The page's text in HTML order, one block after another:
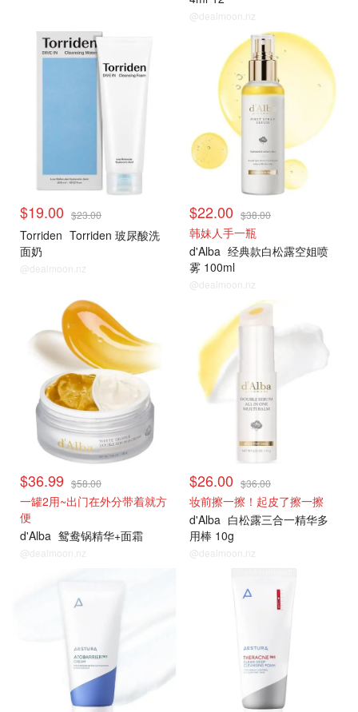
@dealmoon.nz
$19.00 $23.00
Torriden Torriden 玻尿酸洗
面奶
@dealmoon.nz
$22.00 $38.00
韩妹人手一瓶
d'Alba 经典款白松露空姐喷
雾 100ml
@dealmoon.nz
$36.99 $58.00
一罐2用~出门在外分带着就方
便
d'Alba 鸳鸯锅精华+面霜
@dealmoon.nz
$26.00 $36.00
妆前擦一擦！起皮了擦一擦
d'Alba 白松露三合一精华多
用棒 10g
@dealmoon.nz